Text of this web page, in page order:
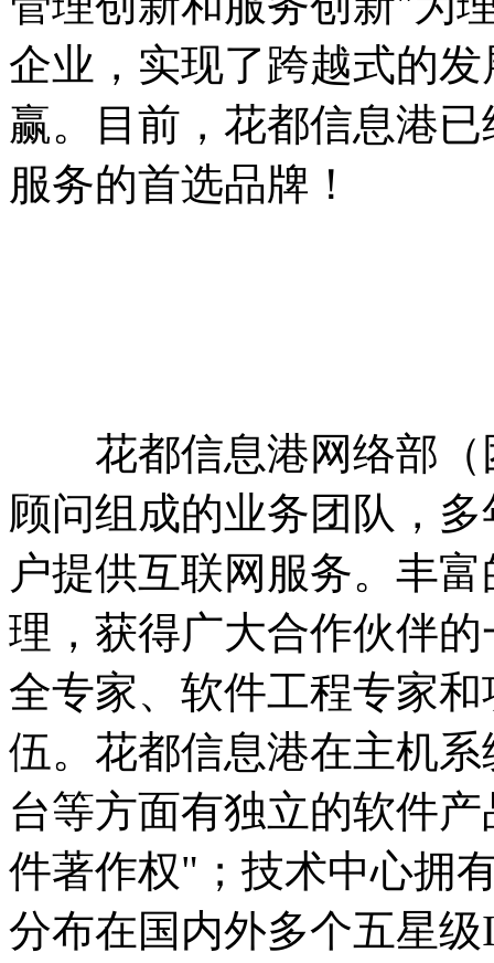
企业，实现了跨越式的
赢。目前，花都信息港
服务的首选品牌！
花都信息港网络部（
顾问组成的业务团队，
户提供互联网服务。丰
理，获得广大合作伙伴
全专家、软件工程专家
伍。花都信息港在主机
台等方面有独立的软件
件著作权"；技术中心拥
分布在国内外多个五星